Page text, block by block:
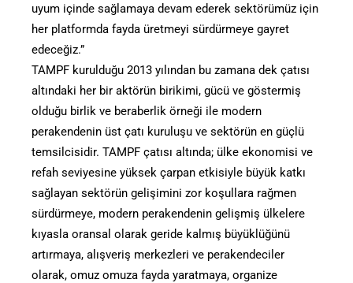
uyum içinde sağlamaya devam ederek sektörümüz için
her platformda fayda üretmeyi sürdürmeye gayret
edeceğiz.”
TAMPF kurulduğu 2013 yılından bu zamana dek çatısı
altındaki her bir aktörün birikimi, gücü ve göstermiş
olduğu birlik ve beraberlik örneği ile modern
perakendenin üst çatı kuruluşu ve sektörün en güçlü
temsilcisidir. TAMPF çatısı altında; ülke ekonomisi ve
refah seviyesine yüksek çarpan etkisiyle büyük katkı
sağlayan sektörün gelişimini zor koşullara rağmen
sürdürmeye, modern perakendenin gelişmiş ülkelere
kıyasla oransal olarak geride kalmış büyüklüğünü
artırmaya, alışveriş merkezleri ve perakendeciler
olarak, omuz omuza fayda yaratmaya, organize